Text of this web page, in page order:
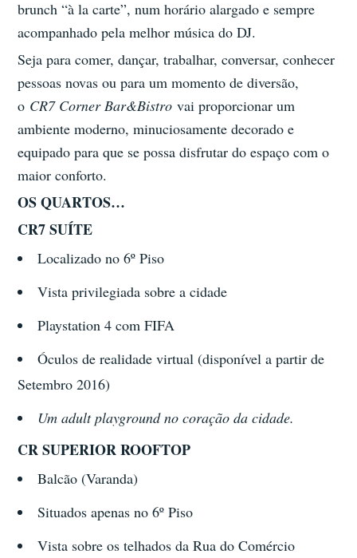
brunch “à la carte”, num horário alargado e sempre
acompanhado pela melhor música do DJ.
Seja para comer, dançar, trabalhar, conversar, conhecer
pessoas novas ou para um momento de diversão,
o CR7 Corner Bar&Bistrovai proporcionar um
ambiente moderno, minuciosamente decorado e
equipado para que se possa disfrutar do espaço com o
maior conforto.
OS QUARTOS…
CR7 SUÍTE
Localizado no 6º Piso
Vista privilegiada sobre a cidade
Playstation 4 com FIFA
Óculos de realidade virtual (disponível a partir de
Setembro 2016)
Um adult playground no coração da cidade.
CR SUPERIOR ROOFTOP
Balcão (Varanda)
Situados apenas no 6º Piso
Vista sobre os telhados da Rua do Comércio